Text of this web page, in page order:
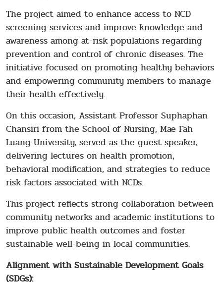
The project aimed to enhance access to NCD
screening services and improve knowledge and
awareness among at-risk populations regarding
prevention and control of chronic diseases. The
initiative focused on promoting healthy behaviors
and empowering community members to manage
their health effectively.
On this occasion, Assistant Professor Suphaphan
Chansiri from the School of Nursing, Mae Fah
Luang University, served as the guest speaker,
delivering lectures on health promotion,
behavioral modification, and strategies to reduce
risk factors associated with NCDs.
This project reflects strong collaboration between
community networks and academic institutions to
improve public health outcomes and foster
sustainable well-being in local communities.
Alignment with Sustainable Development Goals
(SDGs):